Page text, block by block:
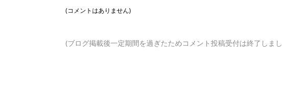
(コメントはありません)
(ブログ掲載後一定期間を過ぎたためコメント投稿受付は終了しま